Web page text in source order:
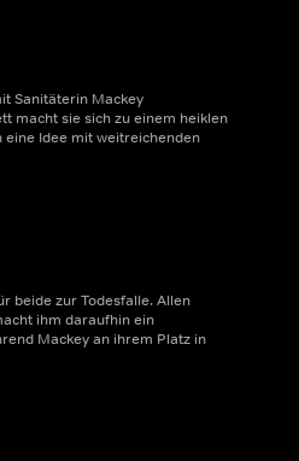
Sanitäterin Mackey
macht sie sich zu einem heiklen
eine Idee mit weitreichenden
beide zur Todesfalle. Allen
ihm daraufhin ein
Mackey an ihrem Platz in